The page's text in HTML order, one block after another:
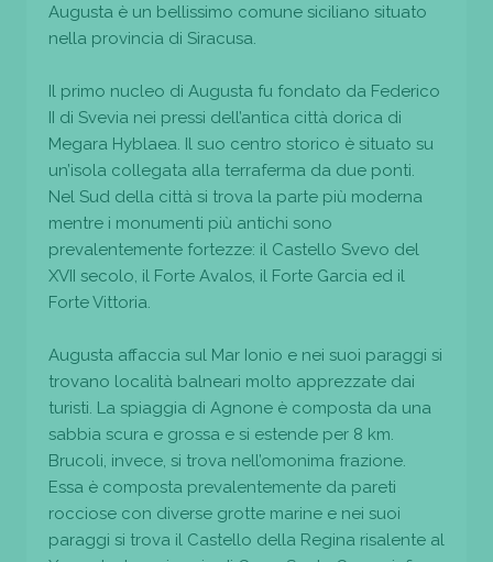
Augusta è un bellissimo comune siciliano situato
nella provincia di Siracusa.
Il primo nucleo di Augusta fu fondato da Federico
II di Svevia nei pressi dell’antica città dorica di
Megara Hyblaea. Il suo centro storico è situato su
un’isola collegata alla terraferma da due ponti.
Nel Sud della città si trova la parte più moderna
mentre i monumenti più antichi sono
prevalentemente fortezze: il Castello Svevo del
XVII secolo, il Forte Avalos, il Forte Garcia ed il
Forte Vittoria.
Augusta affaccia sul Mar Ionio e nei suoi paraggi si
trovano località balneari molto apprezzate dai
turisti. La spiaggia di Agnone è composta da una
sabbia scura e grossa e si estende per 8 km.
Brucoli, invece, si trova nell’omonima frazione.
Essa è composta prevalentemente da pareti
rocciose con diverse grotte marine e nei suoi
paraggi si trova il Castello della Regina risalente al